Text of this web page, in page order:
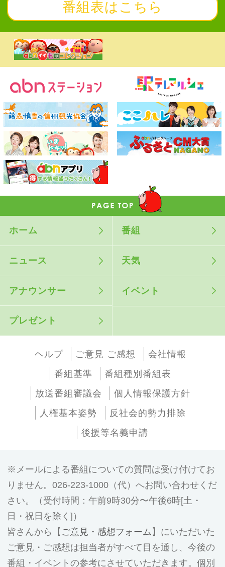
番組表はこちら
ホーム 番組
ニュース 天気
アナウンサー イベント
プレゼント
ヘルプ ご意見 ご感想
会社情報
番組基準
番組種別番組表
放送番組審議会
個人情報保護方針
人権基本姿勢
反社会的勢力排除
後援等名義申請
メールによる番組についての質問は受け付けてお
りません。026-223-1000（代）へお問い合わせくだ
さい。（受付時間：午前9時30分〜午後6時[土・
日・祝日を除く]）
皆さんから【 ご意見・感想フォーム 】にいただいた
ご意見・ご感想は担当者がすべて目を通し、今後の
番組・イベントの参考にさせていただきます。個別